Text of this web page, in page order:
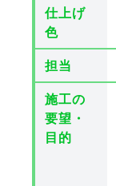
仕上げ
色
担当
施工の
要望・
目的